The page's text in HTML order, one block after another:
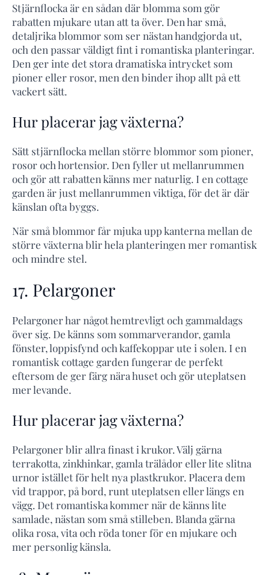
Stjärnflocka är en sådan där blomma som gör
rabatten mjukare utan att ta över. Den har små,
detaljrika blommor som ser nästan handgjorda ut,
och den passar väldigt fint i romantiska planteringar.
Den ger inte det stora dramatiska intrycket som
pioner eller rosor, men den binder ihop allt på ett
vackert sätt.
Hur placerar jag växterna?
Sätt stjärnflocka mellan större blommor som pioner,
rosor och hortensior. Den fyller ut mellanrummen
och gör att rabatten känns mer naturlig. I en cottage
garden är just mellanrummen viktiga, för det är där
känslan ofta byggs.
När små blommor får mjuka upp kanterna mellan de
större växterna blir hela planteringen mer romantisk
och mindre stel.
17. Pelargoner
Pelargoner har något hemtrevligt och gammaldags
över sig. De känns som sommarverandor, gamla
fönster, loppisfynd och kaffekoppar ute i solen. I en
romantisk cottage garden fungerar de perfekt
eftersom de ger färg nära huset och gör uteplatsen
mer levande.
Hur placerar jag växterna?
Pelargoner blir allra finast i krukor. Välj gärna
terrakotta, zinkhinkar, gamla trälådor eller lite slitna
urnor istället för helt nya plastkrukor. Placera dem
vid trappor, på bord, runt uteplatsen eller längs en
vägg. Det romantiska kommer när de känns lite
samlade, nästan som små stilleben. Blanda gärna
olika rosa, vita och röda toner för en mjukare och
mer personlig känsla.